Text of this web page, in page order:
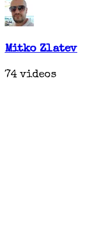
Mitko Zlatev
74 videos